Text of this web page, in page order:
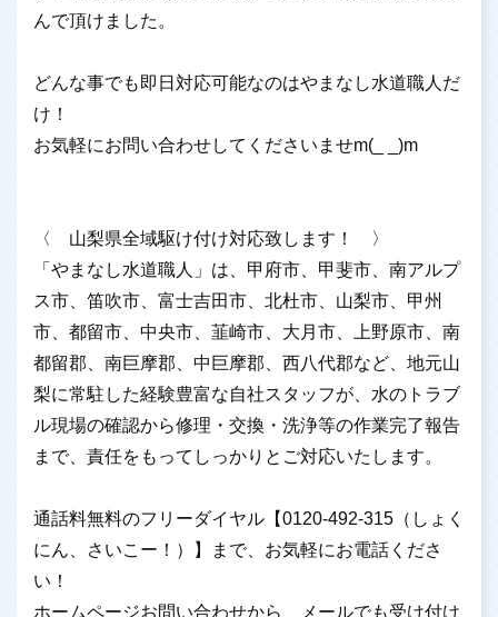
んで頂けました。
どんな事でも即日対応可能なのはやまなし水道職人だ
け！
お気軽にお問い合わせしてくださいませm(_ _)m
〈 山梨県全域駆け付け対応致します！ 〉
「やまなし水道職人」は、甲府市、甲斐市、南アルプ
ス市、笛吹市、富士吉田市、北杜市、山梨市、甲州
市、都留市、中央市、韮崎市、大月市、上野原市、南
都留郡、南巨摩郡、中巨摩郡、西八代郡など、地元山
梨に常駐した経験豊富な自社スタッフが、水のトラブ
ル現場の確認から修理・交換・洗浄等の作業完了報告
まで、責任をもってしっかりとご対応いたします。
通話料無料のフリーダイヤル【0120-492-315（しょく
にん、さいこー！）】まで、お気軽にお電話くださ
い！
ホームページお問い合わせから、メールでも受け付け